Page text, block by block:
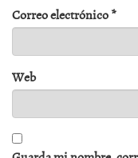
Correo electrónico*
Web